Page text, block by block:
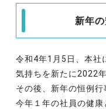
新年
令和4年1月5日、本社
気持ちを新たに2022
その後、新年の恒例行
今年１年の社員の健